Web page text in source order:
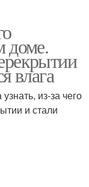
доме.
влага
из-за чего
и стали